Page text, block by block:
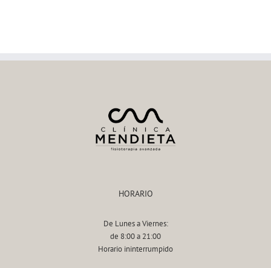
HORARIO
De Lunes a Viernes:
de 8:00 a 21:00
Horario ininterrumpido